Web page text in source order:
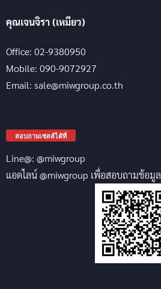
คุณเจนจิรา (เหมียว)
Office: 02-9380950
Mobile: 090-9072927
Email: sale@miwgroup.co.th
สอบถามเซลล์ได้ที่
Line@: @miwgroup
แอดไลน์ @miwgroup เพื่อสอบถามข้อมูล